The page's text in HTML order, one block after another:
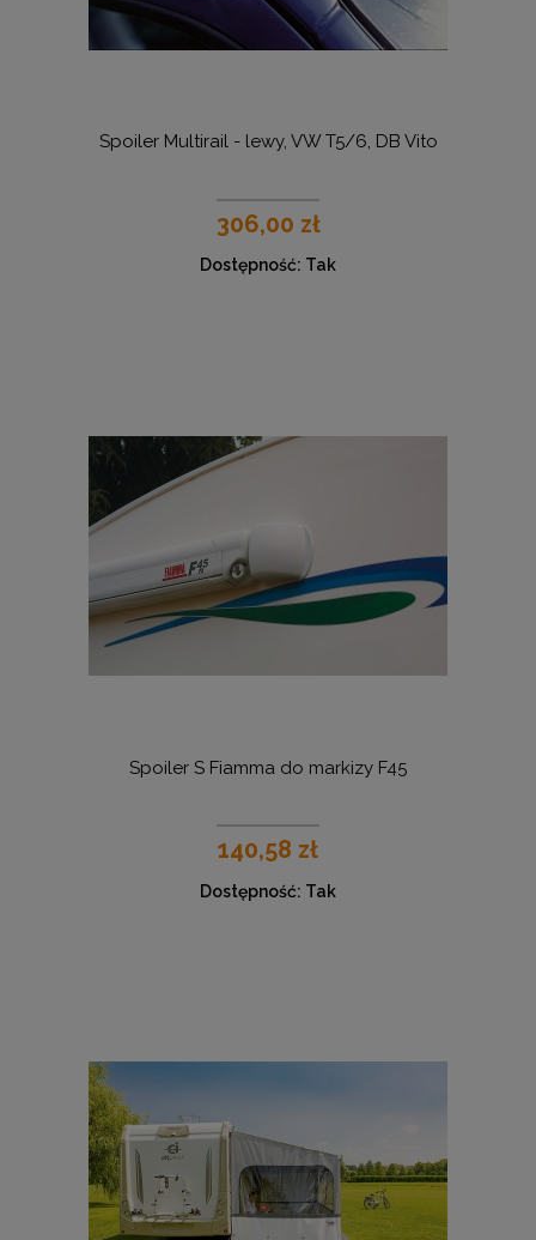
Spoiler Multirail - lewy, VW T5/6, DB Vito
306,00 zł
Dostępność: Tak
Spoiler S Fiamma do markizy F45
140,58 zł
Dostępność: Tak